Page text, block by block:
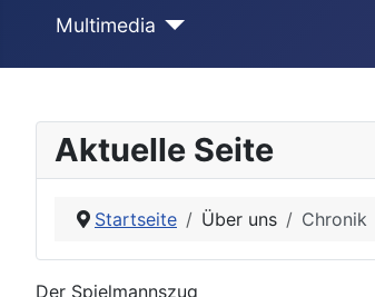
Multimedia
Aktuelle Seite
Startseite Über uns Chronik
Der Spielmannszug